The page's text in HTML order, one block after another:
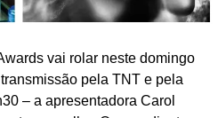
ocorrido
masvai rolar neste domingo
pela TNT e pela
– a apresentadora Carol